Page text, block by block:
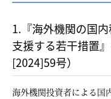
1.『海外機関の国
支援する若干措置
[2024]59号）
海外機関投資者による国